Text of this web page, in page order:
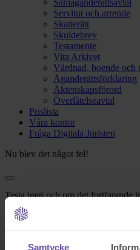
Samtycke
Samäganderättsavtal
Servitut och arrende
Skatterätt
Skuldebrev
Testamente
Vita Arkivet
Vårdnad, boende och
Äganderättsförklaring
Äktenskapsförord
Överlåtelseavtal
Prislista
Våra kontor
Fråga Digitala Juristen
Nu blev det något fel!
Testa igen och om det fortfarande
support@familjensjurist.se.